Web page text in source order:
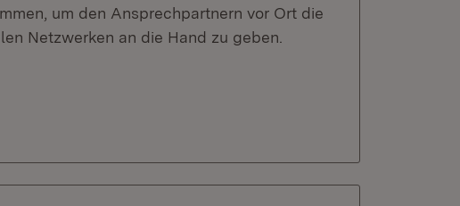
um den Ansprechpartnern vor Ort die
Netzwerken an die Hand zu geben.